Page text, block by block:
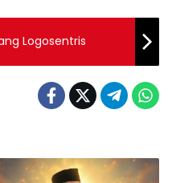
Logosentris